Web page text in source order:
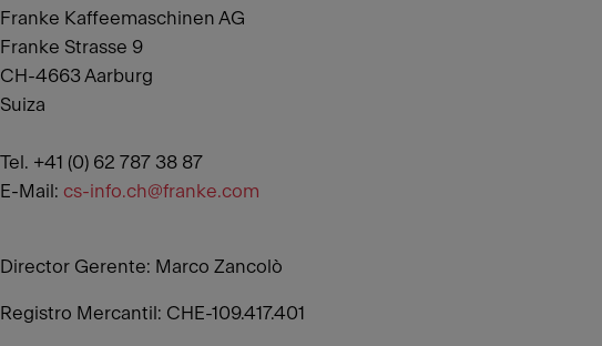
Franke Kaffeemaschinen AG
Franke Strasse 9
CH-4663 Aarburg
Suiza
Tel. +41 (0) 62 787 38 87
E-Mail: cs-info.ch@franke.com
Director Gerente: Marco Zancolò
Registro Mercantil: CHE-109.417.401